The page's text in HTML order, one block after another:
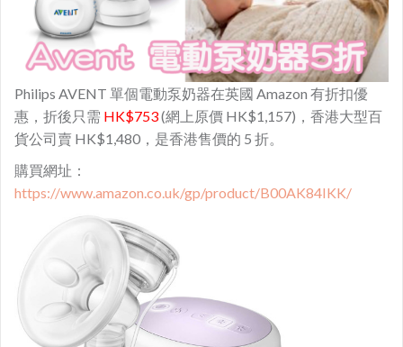
Philips AVENT 單個電動泵奶器在英國 Amazon 有折扣優
惠，折後只需 HK$753(網上原價 HK$1,157)，香港大型百
貨公司賣 HK$1,480，是香港售價的 5 折。
購買網址：
https://www.amazon.co.uk/gp/product/B00AK84IKK/